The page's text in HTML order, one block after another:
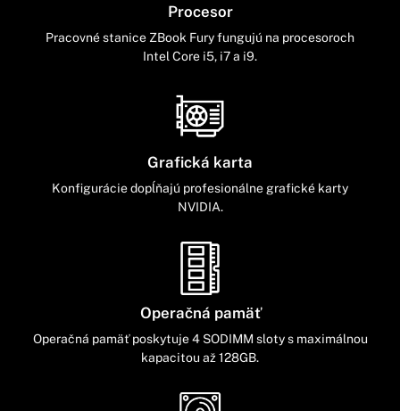
Procesor
Pracovné stanice ZBook Fury fungujú na procesoroch
Intel Core i5, i7 a i9.
Grafická karta
Konfigurácie dopĺňajú profesionálne grafické karty
NVIDIA.
Operačná pamäť
Operačná pamäť poskytuje 4 SODIMM sloty s maximálnou
kapacitou až 128GB.